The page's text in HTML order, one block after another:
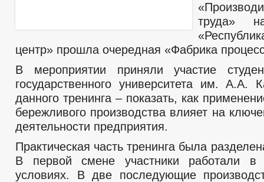
труда»
центр» прошла очередная «Фабрика
В мероприятии приняли участие
государственного университета им. А.А.
данного тренинга – показать, как
бережливого производства влияет на
деятельности предприятия.
Практическая часть тренинга была
В первой смене участники работали в
условиях. В две последующие